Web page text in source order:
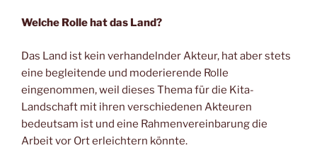
Welche Rolle hat das Land?
Das Land ist kein verhandelnder Akteur, hat aber stets
eine begleitende und moderierende Rolle
eingenommen, weil dieses Thema für die Kita-
Landschaft mit ihren verschiedenen Akteuren
bedeutsam ist und eine Rahmenvereinbarung die
Arbeit vor Ort erleichtern könnte.